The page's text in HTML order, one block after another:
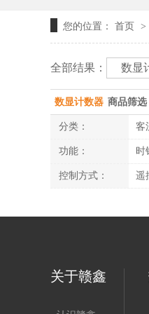
您的位置： 首页 >
全部结果： 数显
数显计数器 商品筛选
分类： 客
功能： 时
控制方式： 遥
关于赣鑫